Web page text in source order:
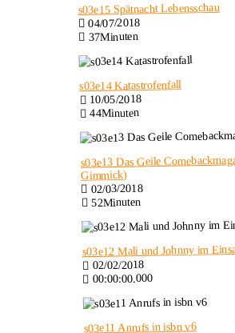
s03e15 Spätnacht Lebensschau
04/07/2018
37Minuten
s03e14 Katastrofenfall
10/05/2018
44Minuten
s03e13 Das Geile
Gimmick)
02/03/2018
52Minuten
s03e12 Mali und Johnny im
02/02/2018
00:00:00.000
s03e11 Anrufs in isbn v6